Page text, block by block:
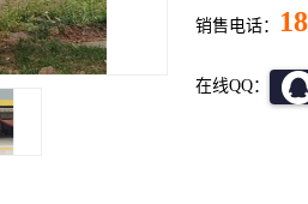
销售电话：
在线QQ：